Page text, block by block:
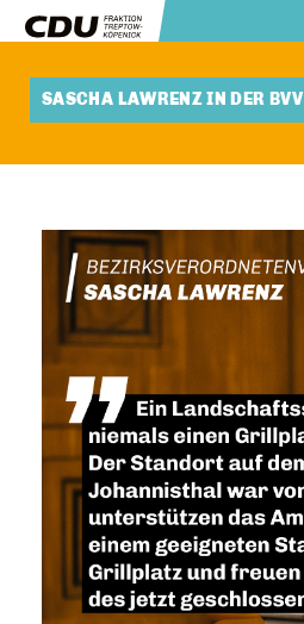
SASCHA LAWRENZ IN DER BVV